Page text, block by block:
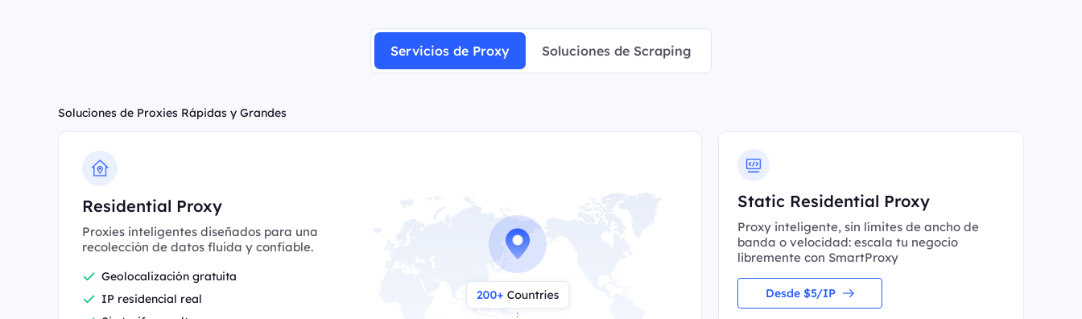
Servicios de Proxy Soluciones de Scraping
Soluciones de Proxies Rápidas y Grandes
Residential Proxy
Proxies inteligentes diseñados para una
recolección de datos fluida y confiable.
Geolocalización gratuita
IP residencial real
Static Residential Proxy
Proxy inteligente, sin límites de ancho de
banda o velocidad: escala tu negocio
libremente con SmartProxy
Desde $5/IP